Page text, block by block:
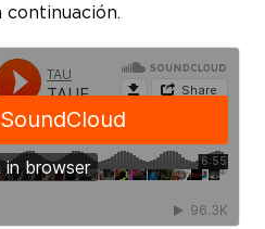
continuación.